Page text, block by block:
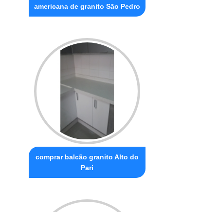
americana de granito São Pedro
comprar balcão granito Alto do
Pari